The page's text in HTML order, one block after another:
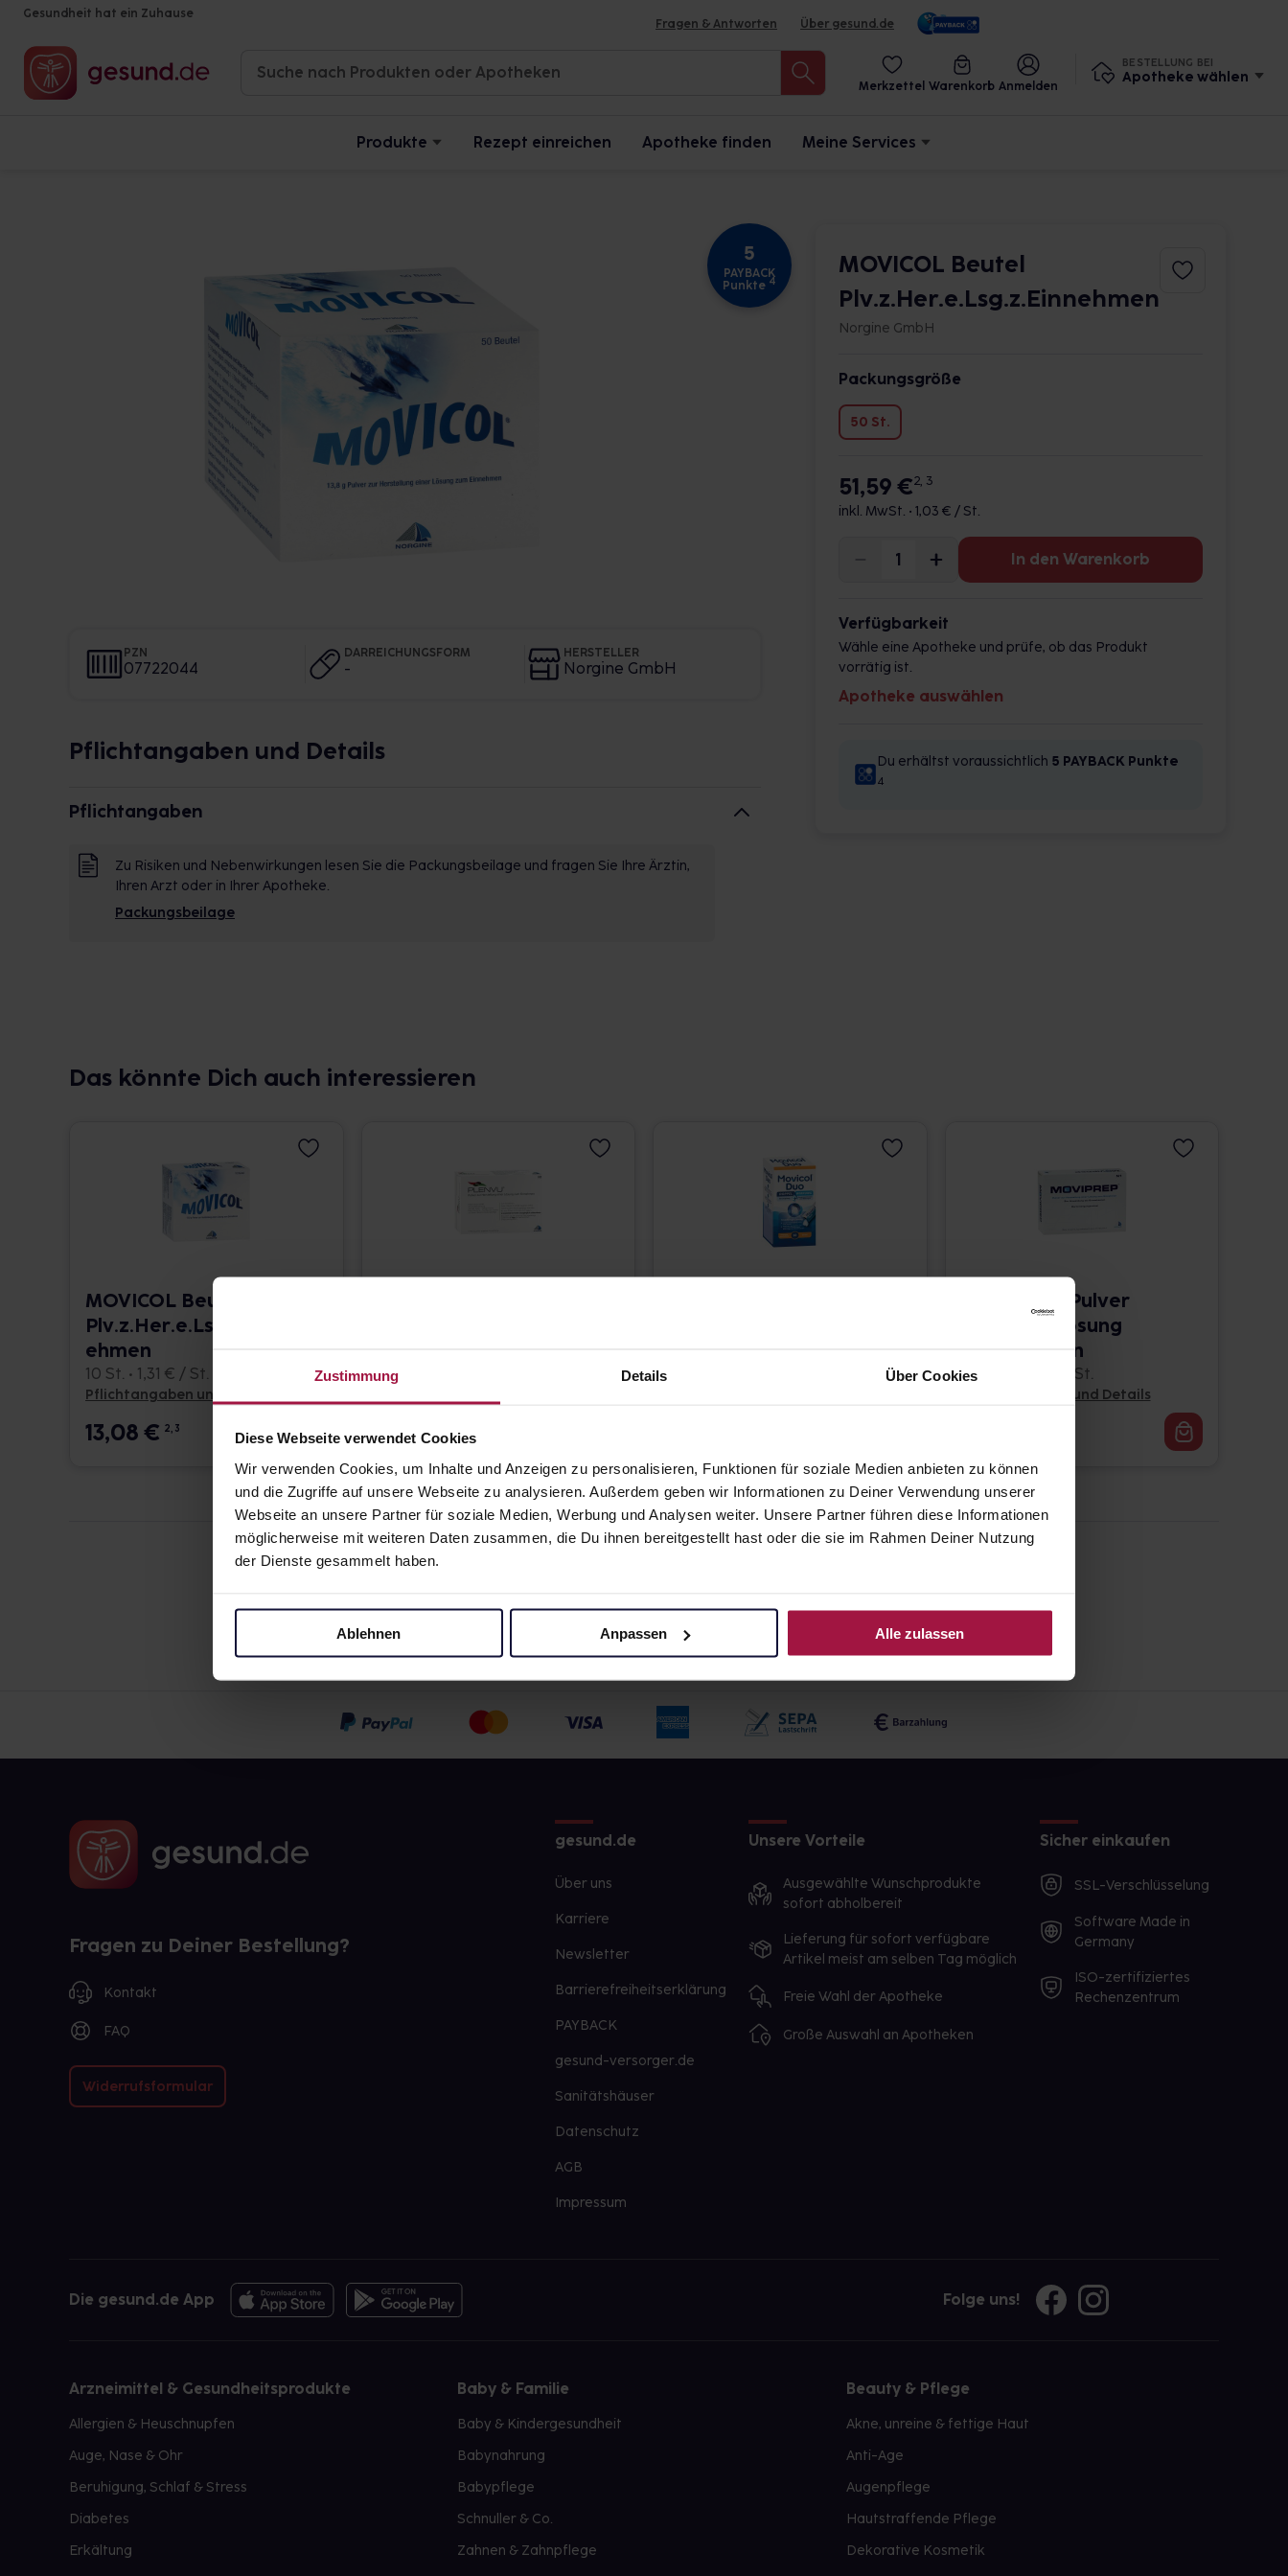
Zustimmung Details Über Cookies
Diese Webseite verwendet Cookies
Wir verwenden Cookies, um Inhalte und Anzeigen zu personalisieren, Funktionen für soziale Medien anbieten zu können
und die Zugriffe auf unsere Webseite zu analysieren. Außerdem geben wir Informationen zu Deiner Verwendung unserer
Webseite an unsere Partner für soziale Medien, Werbung und Analysen weiter. Unsere Partner führen diese Informationen
möglicherweise mit weiteren Daten zusammen, die Du ihnen bereitgestellt hast oder die sie im Rahmen Deiner Nutzung
der Dienste gesammelt haben.
Ablehnen Anpassen Alle zulassen
Gesundheit hat ein Zuhause
Fragen & Antworten Über gesund.de
Merkzettel Warenkorb Anmelden
BESTELLUNG BEI
Apotheke wählen
Produkte Rezept einreichen Apotheke finden Meine Services
5
PAYBACK
Punkte 4
PZN
07722044
DARREICHUNGSFORM
-
HERSTELLER
Norgine GmbH
Pflichtangaben und Details
Pflichtangaben
Zu Risiken und Nebenwirkungen lesen Sie die Packungsbeilage und fragen Sie Ihre Ärztin,
Ihren Arzt oder in Ihrer Apotheke.
Packungsbeilage
MOVICOL Beutel
Plv.z.Her.e.Lsg.z.Einnehmen
Norgine GmbH
Packungsgröße
50 St.
51,59 €2, 3
inkl. MwSt. • 1,03 € / St.
In den Warenkorb
Verfügbarkeit
Wähle eine Apotheke und prüfe, ob das Produkt
vorrätig ist.
Apotheke auswählen
Du erhältst voraussichtlich 5 PAYBACK Punkte
4
Das könnte Dich auch interessieren
MOVICOL Beutel
Plv.z.Her.e.Lsg.z.Einn
ehmen
10 St. • 1,31 € / St.
Pflichtangaben und Details
13,08€ 2, 3
1 St. • 27,95 € / St.
27,95€
MOVIPREP Pulver
z.Herst.e.Lösung
z.Einnehmen
1 St. • 30,05 € / St.
Pflichtangaben und Details
Fragen zu Deiner Bestellung?
Kontakt
FAQ
Widerrufsformular
gesund.de
Über uns
Karriere
Newsletter
Barrierefreiheitserklärung
PAYBACK
gesund-versorger.de
Sanitätshäuser
Datenschutz
AGB
Impressum
Unsere Vorteile
Ausgewählte Wunschprodukte
sofort abholbereit
Lieferung für sofort verfügbare
Artikel meist am selben Tag möglich
Freie Wahl der Apotheke
Große Auswahl an Apotheken
Sicher einkaufen
SSL-Verschlüsselung
Software Made in
Germany
ISO-zertifiziertes
Rechenzentrum
Die gesund.de App Folge uns!
Arzneimittel & Gesundheitsprodukte
Allergien & Heuschnupfen
Auge, Nase & Ohr
Beruhigung, Schlaf & Stress
Diabetes
Erkältung
Baby & Familie
Baby & Kindergesundheit
Babynahrung
Babypflege
Schnuller & Co.
Zahnen & Zahnpflege
Beauty & Pflege
Akne, unreine & fettige Haut
Anti-Age
Augenpflege
Hautstraffende Pflege
Dekorative Kosmetik